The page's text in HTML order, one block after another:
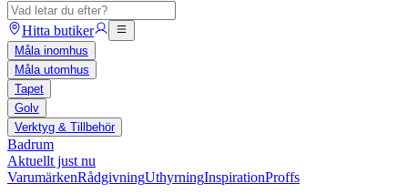
Hitta butiker
Måla inomhus
Måla utomhus
Tapet
Golv
Verktyg & Tillbehör
Badrum
Aktuellt just nu
VarumärkenRådgivningUthyrningInspirationProffs